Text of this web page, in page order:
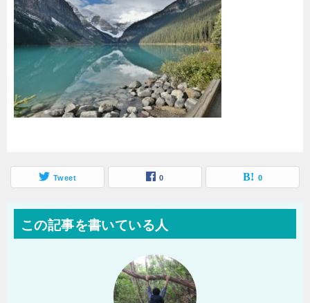
Tweet 0 0
この記事を書いている人